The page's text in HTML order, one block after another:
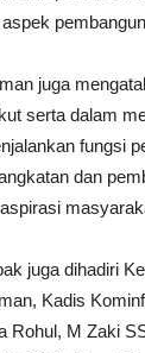
juga
serta dalam
fungsi
dan
juga dihadiri
Kadis
Rohul, M Zaki